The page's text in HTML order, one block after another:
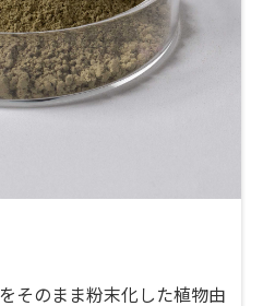
そのまま粉末化した植物由